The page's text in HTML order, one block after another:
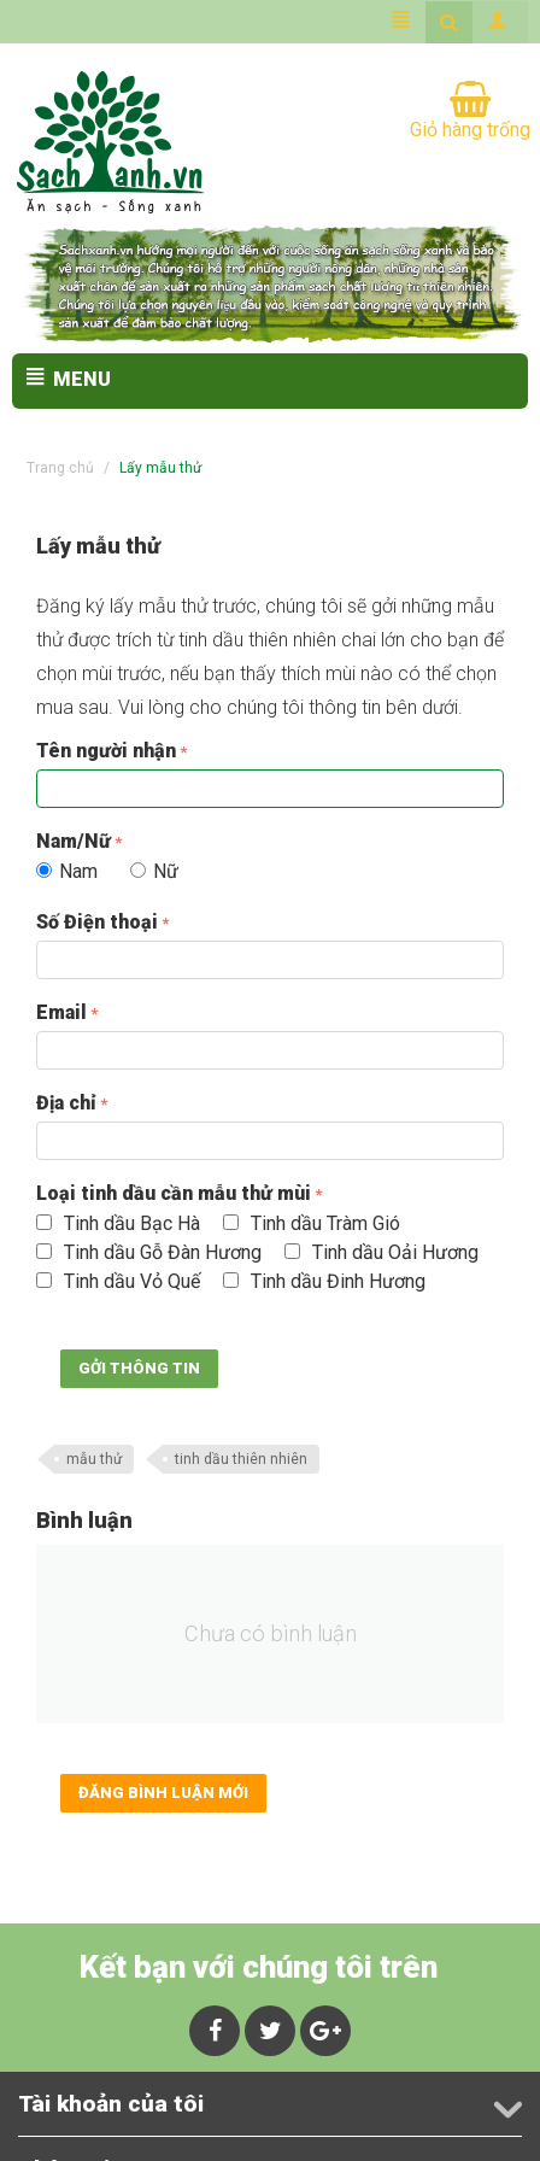
Giỏ hàng trống
MENU
Trang chủ / Lấy mẫu thử
Lấy mẫu thử
Đăng ký lấy mẫu thử trước, chúng tôi sẽ gởi những mẫu
thử được trích từ tinh dầu thiên nhiên chai lớn cho bạn để
chọn mùi trước, nếu bạn thấy thích mùi nào có thể chọn
mua sau. Vui lòng cho chúng tôi thông tin bên dưới.
Tên người nhận
Nam/Nữ
Nam
Nữ
Số Điện thoại
Email
Địa chỉ
Loại tinh dầu cần mẫu thử mùi
Tinh dầu Bạc Hà
Tinh dầu Tràm Gió
Tinh dầu Gỗ Đàn Hương
Tinh dầu Oải Hương
Tinh dầu Vỏ Quế
Tinh dầu Đinh Hương
GỞI THÔNG TIN
mẫu thử tinh dầu thiên nhiên
Bình luận
Chưa có bình luận
ĐĂNG BÌNH LUẬN MỚI
Kết bạn với chúng tôi trên
Tài khoản của tôi